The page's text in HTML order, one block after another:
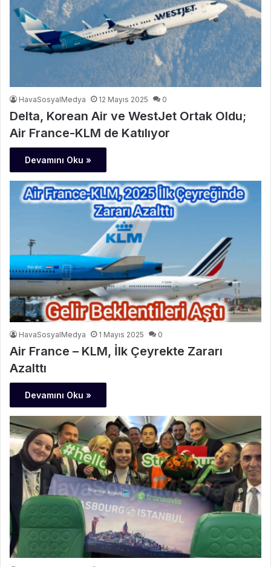
HavaSosyalMedya 12 Mayıs 2025 0
Delta, Korean Air ve WestJet Ortak Oldu;
Air France-KLM de Katılıyor
Devamını Oku »
HavaSosyalMedya 1 Mayıs 2025 0
Air France – KLM, İlk Çeyrekte Zararı
Azalttı
Devamını Oku »